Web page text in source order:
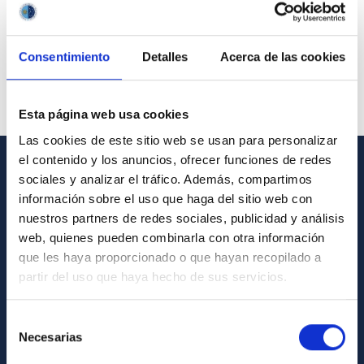
Consentimiento Detalles Acerca de las cookies
Esta página web usa cookies
Las cookies de este sitio web se usan para personalizar
el contenido y los anuncios, ofrecer funciones de redes
sociales y analizar el tráfico. Además, compartimos
información sobre el uso que haga del sitio web con
nuestros partners de redes sociales, publicidad y análisis
web, quienes pueden combinarla con otra información
que les haya proporcionado o que hayan recopilado a
partir del uso que haya hecho de sus servicios.
Necesarias
GENERAL INFORMATION
Contact
How to get to the IAC
List of personnel
Library
General register